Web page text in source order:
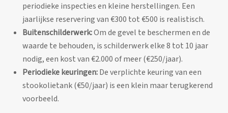
periodieke inspecties en kleine herstellingen. Een
jaarlijkse reservering van €300 tot €500 is realistisch.
Buitenschilderwerk:Om de gevel te beschermen en de
waarde te behouden, is schilderwerk elke 8 tot 10 jaar
nodig, een kost van €2.000 of meer (€250/jaar).
Periodieke keuringen:De verplichte keuring van een
stookolietank (€50/jaar) is een klein maar terugkerend
voorbeeld.